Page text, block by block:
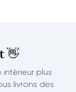
👋
intérieur plus
livrons des